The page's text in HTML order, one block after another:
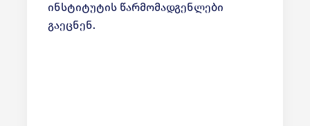
ინსტიტუტის წარმომადგენლები
გაეცნენ.